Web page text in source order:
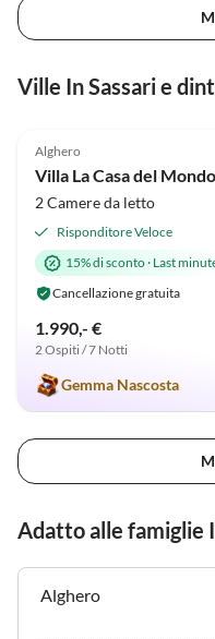
Ville In Sassari e
Alghero
Villa La Casa del Mondo
2 Camere da letto
Risponditore Veloce
15% di sconto· Last
Cancellazione gratuita
1.990,- €
2 Ospiti / 7 Notti
Gemma Nascosta
Adatto alle famiglie
Alghero